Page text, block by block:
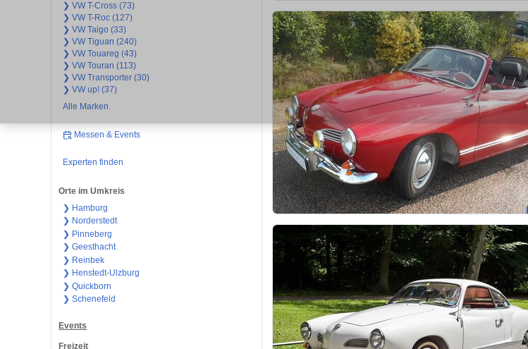
❯ VW T-Cross (73)
❯ VW T-Roc (127)
❯ VW Taigo (33)
❯ VW Tiguan (240)
❯ VW Touareg (43)
❯ VW Touran (113)
❯ VW Transporter (30)
❯ VW up! (37)
Alle Marken
Messen & Events
Experten finden
Orte im Umkreis
❯ Hamburg
❯ Norderstedt
❯ Pinneberg
❯ Geesthacht
❯ Reinbek
❯ Henstedt-Ulzburg
❯ Quickborn
❯ Schenefeld
Events
Freizeit